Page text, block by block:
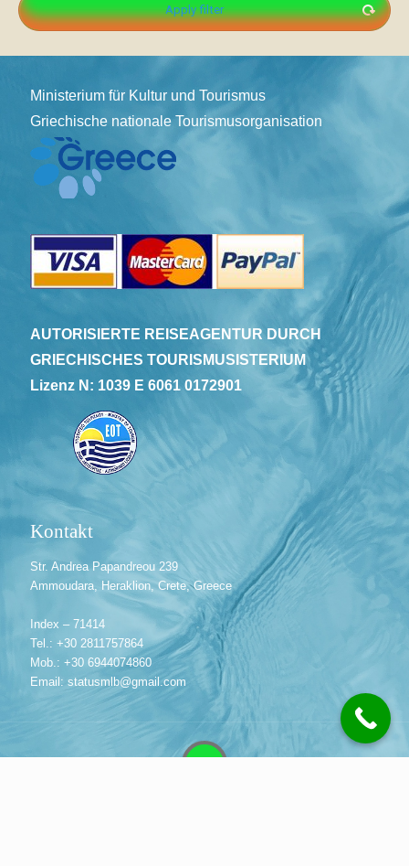
Ministerium für Kultur und Tourismus
Griechische nationale Tourismusorganisation
AUTORISIERTE REISEAGENTUR DURCH
GRIECHISCHES TOURISMUSISTERIUM
Lizenz N: 1039 E 6061 0172901
Kontakt
Str. Andrea Papandreou 239
Ammoudara, Heraklion, Crete, Greece
Index – 71414
Tel.: +30 2811757864
Mob.: +30 6944074860
Email: statusmlb@gmail.com